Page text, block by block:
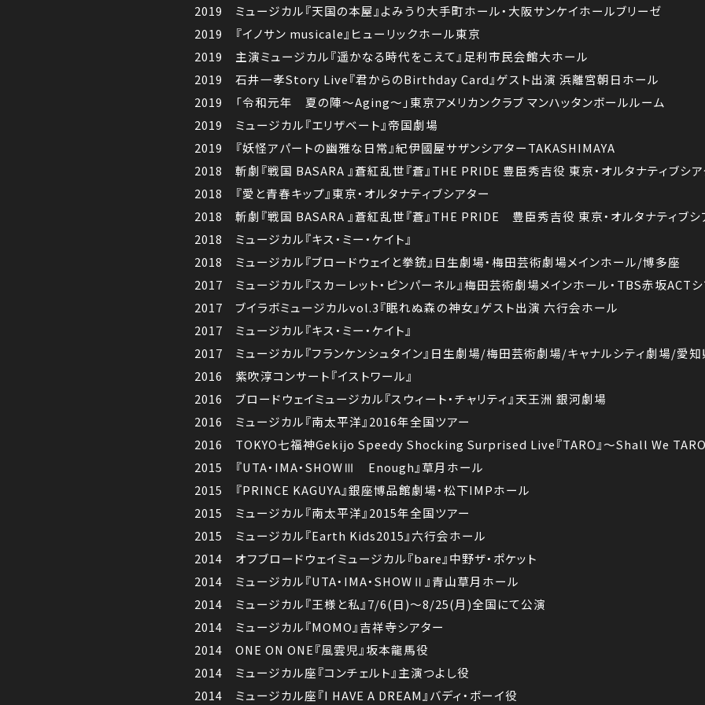
2019 ミュージカル『天国の本屋』よみうり大手町ホール・大阪サンケイホールブリーゼ
2019 『イノサン musicale』ヒューリックホール東京
2019 主演ミュージカル『遥かなる時代をこえて』足利市民会館大ホール
2019 石井一孝Story Live『君からのBirthday Card』ゲスト出演 浜離宮朝日ホール
2019 「令和元年 夏の陣～Aging～」東京アメリカンクラブ マンハッタンボールルーム
2019 ミュージカル『エリザベート』帝国劇場
2019 『妖怪アパートの幽雅な日常』紀伊國屋サザンシアターTAKASHIMAYA
2018 斬劇『戦国 BASARA 』蒼紅乱世『蒼』THE PRIDE 豊臣秀吉役 東京・オルタナティブシア
2018 『愛と青春キップ』東京・オルタナティブシアター
2018 斬劇『戦国 BASARA 』蒼紅乱世『蒼』THE PRIDE 豊臣秀吉役 東京・オルタナティブシ
2018 ミュージカル『キス・ミー・ケイト』
2018 ミュージカル『ブロードウェイと拳銃』日生劇場・梅田芸術劇場メインホール/博多座
2017 ミュージカル『スカーレット・ピンパーネル』梅田芸術劇場メインホール・TBS赤坂ACTシ
2017 ブイラボミュージカルvol.3『眠れぬ森の神女』ゲスト出演 六行会ホール
2017 ミュージカル『キス・ミー・ケイト』
2017 ミュージカル『フランケンシュタイン』日生劇場/梅田芸術劇場/キャナルシティ劇場/愛
2016 紫吹淳コンサート『イストワール』
2016 ブロードウェイミュージカル『スウィート・チャリティ』天王洲 銀河劇場
2016 ミュージカル『南太平洋』2016年全国ツアー
2016 TOKYO七福神Gekijo Speedy Shocking Surprised Live『TARO』～Shall We
2015 『UTA・IMA・SHOWⅢ Enough』草月ホール
2015 『PRINCE KAGUYA』銀座博品館劇場・松下IMPホール
2015 ミュージカル『南太平洋』2015年全国ツアー
2015 ミュージカル『Earth Kids2015』六行会ホール
2014 オフブロードウェイミュージカル『bare』中野ザ・ポケット
2014 ミュージカル『UTA・IMA・SHOWⅡ』青山草月ホール
2014 ミュージカル『王様と私』7/6(日)～8/25(月)全国にて公演
2014 ミュージカル『MOMO』吉祥寺シアター
2014 ONE ON ONE『風雲児』坂本龍馬役
2014 ミュージカル座『コンチェルト』主演つよし役
2014 ミュージカル座『I HAVE A DREAM』バディ・ボーイ役